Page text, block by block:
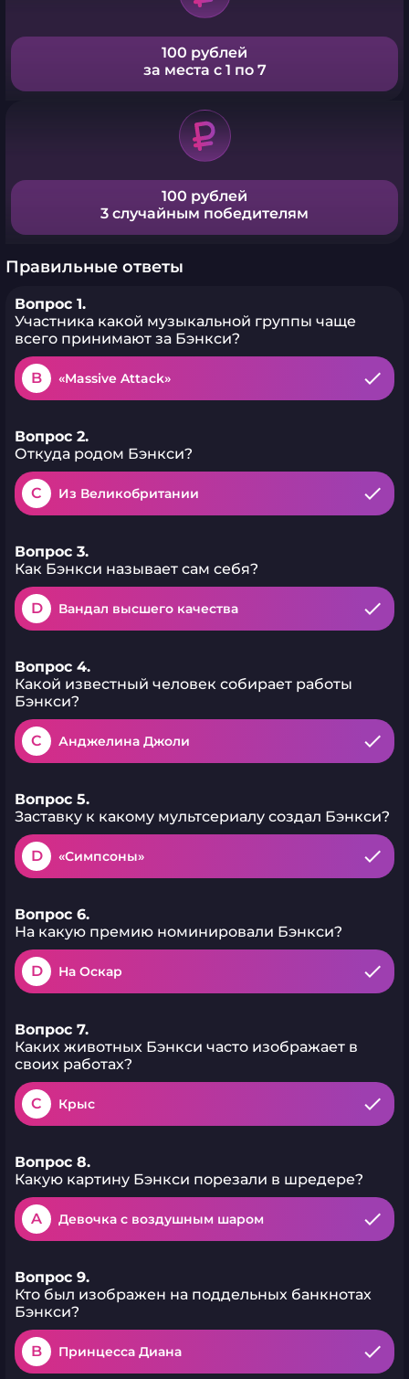
100 рублей
за места с 1 по 7
100 рублей
3 случайным победителям
Правильные ответы
Вопрос 1.
Участника какой музыкальной группы чаще
всего принимают за Бэнкси?
B «Massive Attack»
Вопрос 2.
Откуда родом Бэнкси?
C Из Великобритании
Вопрос 3.
Как Бэнкси называет сам себя?
D Вандал высшего качества
Вопрос 4.
Какой известный человек собирает работы
Бэнкси?
C Анджелина Джоли
Вопрос 5.
Заставку к какому мультсериалу создал Бэнкси?
D «Симпсоны»
Вопрос 6.
На какую премию номинировали Бэнкси?
D На Оскар
Вопрос 7.
Каких животных Бэнкси часто изображает в
своих работах?
C Крыс
Вопрос 8.
Какую картину Бэнкси порезали в шредере?
A Девочка с воздушным шаром
Вопрос 9.
Кто был изображен на поддельных банкнотах
Бэнкси?
B Принцесса Диана